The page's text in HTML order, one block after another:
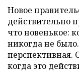
Новое
действительно
что новенькое:
никогда не
перспективная.
когда это